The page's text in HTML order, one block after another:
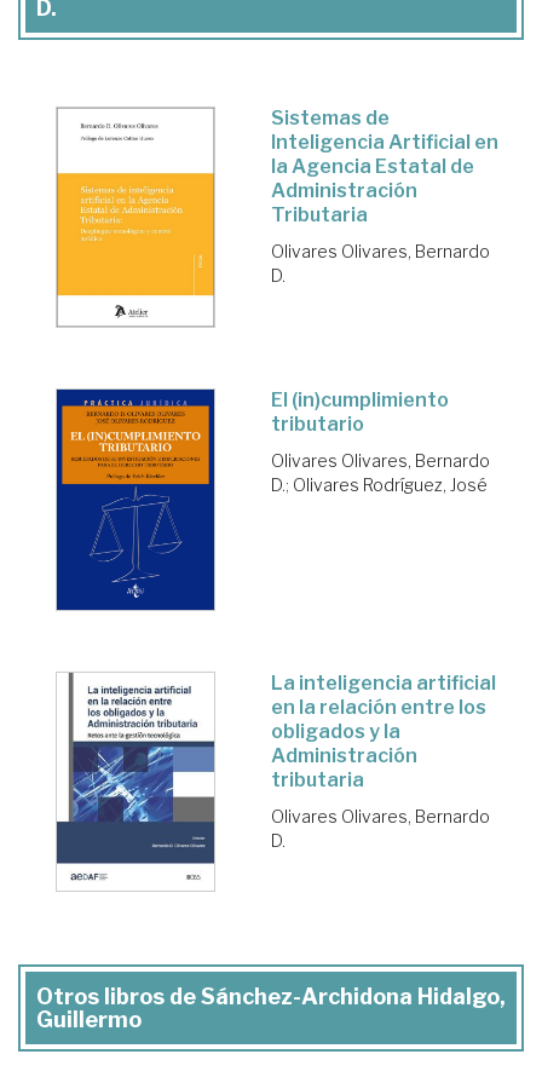
D.
Sistemas de
Inteligencia Artificial en
la Agencia Estatal de
Administración
Tributaria
Olivares Olivares, Bernardo
D.
El (in)cumplimiento
tributario
Olivares Olivares, Bernardo
D.; Olivares Rodríguez, José
La inteligencia artificial
en la relación entre los
obligados y la
Administración
tributaria
Olivares Olivares, Bernardo
D.
Otros libros de Sánchez-Archidona Hidalgo,
Guillermo